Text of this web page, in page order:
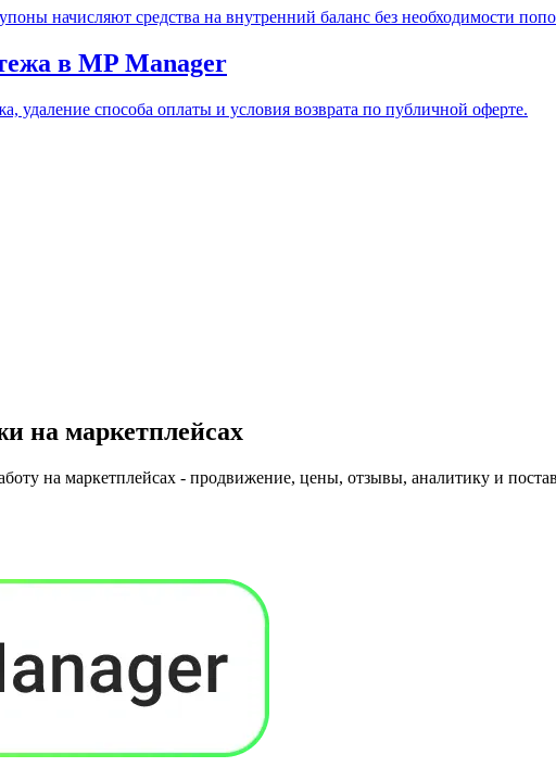
начисляют средства на внутренний баланс без необходимости
в MP Manager
удаление способа оплаты и условия возврата по публичной оферте.
на маркетплейсах
на маркетплейсах - продвижение, цены, отзывы, аналитику и